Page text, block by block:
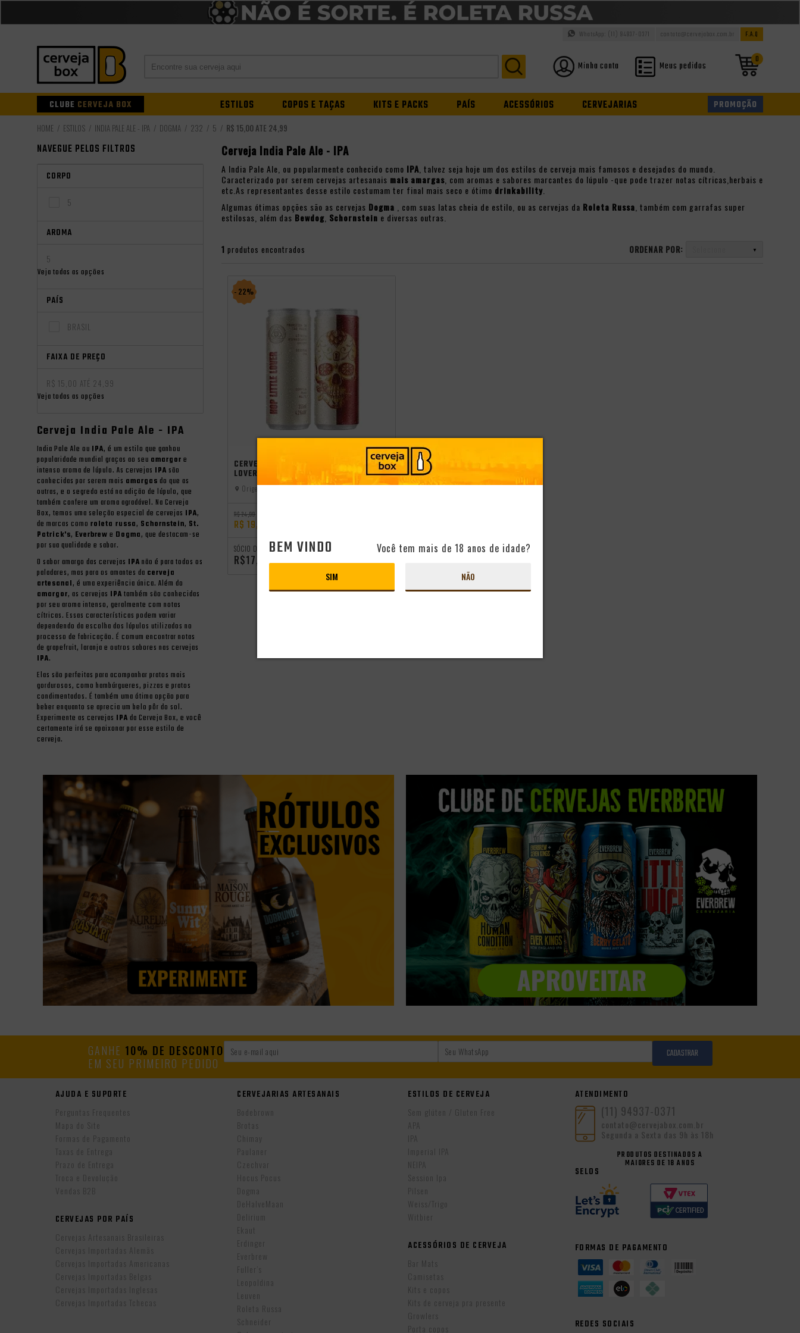
F.A.Q
contato@cervejabox.com.br
WhatsApp: (11) 94937-0371
0
Minha conta Meus pedidos
CLUBE CERVEJA BOX ESTILOS COPOS E TAÇAS KITS E PACKS PAÍS ACESSÓRIOS CERVEJARIAS PROMOÇÃO
ESTILOS INDIA PALE ALE - IPA DOGMA 232 5 R$ 15,00 ATÉ 24,99
NAVEGUE PELOS FILTROS
CORPO
5
AROMA
5
Veja todas as opções
PAÍS
BRASIL
FAIXA DE PREÇO
R$ 15,00 ATÉ 24,99
Veja todas as opções
Cerveja India Pale Ale - IPA
India Pale Ale ou IPA, é um estilo que ganhou
popularidade mundial graças ao seu amargor e
intenso aroma de lúpulo. As cervejas IPA são
conhecidas por serem mais amargas do que as
outras, e o segredo está na adição de lúpulo, que
também confere um aroma agradável. Na Cerveja
Box, temos uma seleção especial de cervejas IPA,
de marcas como roleta russa, Schornstein, St.
Patrick's, Everbrew e Dogma, que destacam-se
por sua qualidade e sabor.
O sabor amargo das cervejas IPA não é para todos os
paladares, mas para os amantes da cerveja
artesanal, é uma experiência única. Além do
amargor, as cervejas IPA também são conhecidas
por seu aroma intenso, geralmente com notas
cítricas. Essas características podem variar
dependendo da escolha dos lúpulos utilizados no
processo de fabricação. É comum encontrar notas
de grapefruit, laranja e outros sabores nas cervejas
IPA.
Elas são perfeitas para acompanhar pratos mais
gordurosos, como hambúrgueres, pizzas e pratos
condimentados. É também uma ótima opção para
beber enquanto se aprecia um belo pôr do sol.
Experimente as cervejas IPA da Cerveja Box, e você
certamente irá se apaixonar por esse estilo de
cerveja.
Cerveja India Pale Ale - IPA
A India Pale Ale, ou popularmente conhecido como IPA , talvez seja hoje um dos estilos de cerveja mais famosos e desejados do mundo.
Caracterizado por serem cervejas artesanais mais amargas , com aromas e sabores marcantes do lúpulo -que pode trazer notas cítricas,herbais e
etc.As representantes desse estilo costumam ter final mais seco e ótimo drinkability
Algumas ótimas opções são as cervejas Dogma , com suas latas cheia de estilo, ou as cervejas da Roleta Russa , também com garrafas super
estilosas, além das Bewdog Schornstein e diversas outras.
1 produtos encontrados ORDENAR POR:
- 22%
CERVEJA DOGMA HOP LITTLE
LOVER SESSION IPA 355ML
Origem:
R$ 24,99
R$ 19,49
SÓCIO DO CLUBE
R$17,54 CONHEÇA O CLUBE
GANHE 10% DE DESCONTO
EM SEU PRIMEIRO PEDIDO
CADASTRAR
AJUDA E SUPORTE
Perguntas Frequentes
Mapa do Site
Formas de Pagamento
Taxas de Entrega
Prazo de Entrega
Troca e Devolução
Vendas B2B
CERVEJAS POR PAÍS
Cervejas Artesanais Brasileiras
Cervejas Importadas Alemãs
Cervejas Importadas Americanas
Cervejas Importadas Belgas
Cervejas Importadas Inglesas
Cervejas Importadas Tchecas
CERVEJARIAS ARTESANAIS
Bodebrown
Brotas
Chimay
Paulaner
Czechvar
Hocus Pocus
Dogma
DeHalveMaan
Delirium
Ekaut
Erdinger
Everbrew
Fuller’s
Leopoldina
Leuven
Roleta Russa
Schneider
ESTILOS DE CERVEJA
Sem glúten / Gluten Free
APA
IPA
Imperial IPA
NEIPA
Session Ipa
Pilsen
Weiss/Trigo
Witbier
ACESSÓRIOS DE CERVEJA
Bar Mats
Camisetas
Kits e copos
Kits de cerveja pra presente
Growlers
Porta copos
ATENDIMENTO
(11) 94937-0371
contato@cervejabox.com.br
Segunda a Sexta das 9h às 18h
PRODUTOS DESTINADOS A
MAIORES DE 18 ANOS
SELOS
FORMAS DE PAGAMENTO
REDES SOCIAIS
BEM VINDO Você tem mais de 18 anos de idade?
SIM NÃO